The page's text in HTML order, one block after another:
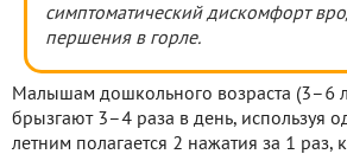
симптоматический дискомфорт
першения в горле.
Малышам дошкольного возраста (3–6
брызгают 3–4 раза в день, используя
летним полагается 2 нажатия за 1 раз,